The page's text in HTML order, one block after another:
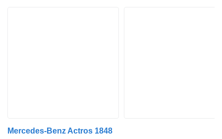
Mercedes-Benz Actros 1848